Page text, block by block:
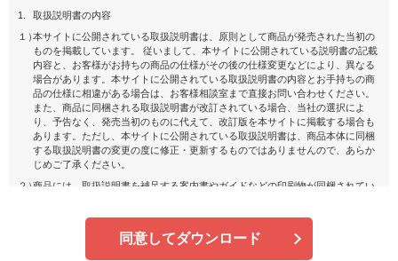
1.
取扱説明書の内容
１）本サイトに公開されている取扱説明書は、原則として商品が発売された当初の
ものを掲載しています。 従いまして、本サイトに公開されている説明書の記載
内容と、お客様がお持ちの商品の仕様がその後の仕様変更などにより、異なる
場合があります。本サイトに公開されている取扱説明書の内容とお手持ちの商
品の仕様に相違がある場合は、お客様相談室まで直接お問い合わせください。
また、商品に同梱される取扱説明書が改訂されている場合、当社の選択によ
り、予告なく、発売当初のものに代えて、改訂版を本サイトに掲載する場合も
あります。ただし、本サイトに公開されている取扱説明書は、商品本体に同梱
する取扱説明書の変更の度に修正・更新するものではありませんので、あらか
じめご了承ください。
２）商品には、取扱説明書を補足する案内書やガイドなどの印刷物が同梱されてい
同意してダウンロード